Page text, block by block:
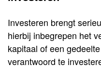
Investeren brengt
hierbij inbegrepen het
kapitaal of een
verantwoord te